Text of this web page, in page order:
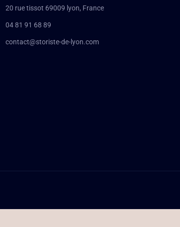
20 rue tissot 69009 lyon, France
04 81 91 68 89
contact@storiste-de-lyon.com